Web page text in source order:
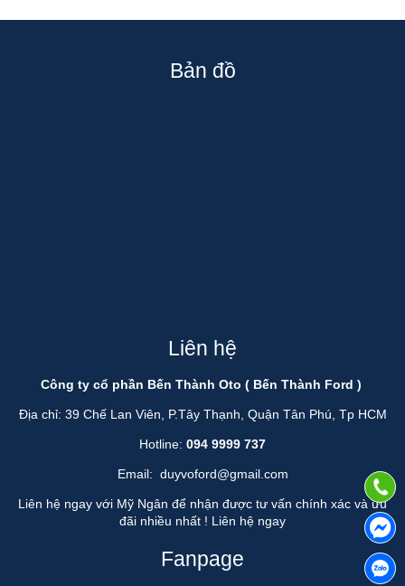
Bản đồ
Liên hệ
Công ty cổ phần Bến Thành Oto ( Bến Thành Ford )
Địa chỉ: 39 Chế Lan Viên, P.Tây Thạnh, Quận Tân Phú, Tp HCM
Hotline: 094 9999 737
Email: duyvoford@gmail.com
Liên hệ ngay với Mỹ Ngân để nhận được tư vấn chính xác và ưu
đãi nhiều nhất ! Liên hệ ngay
Fanpage